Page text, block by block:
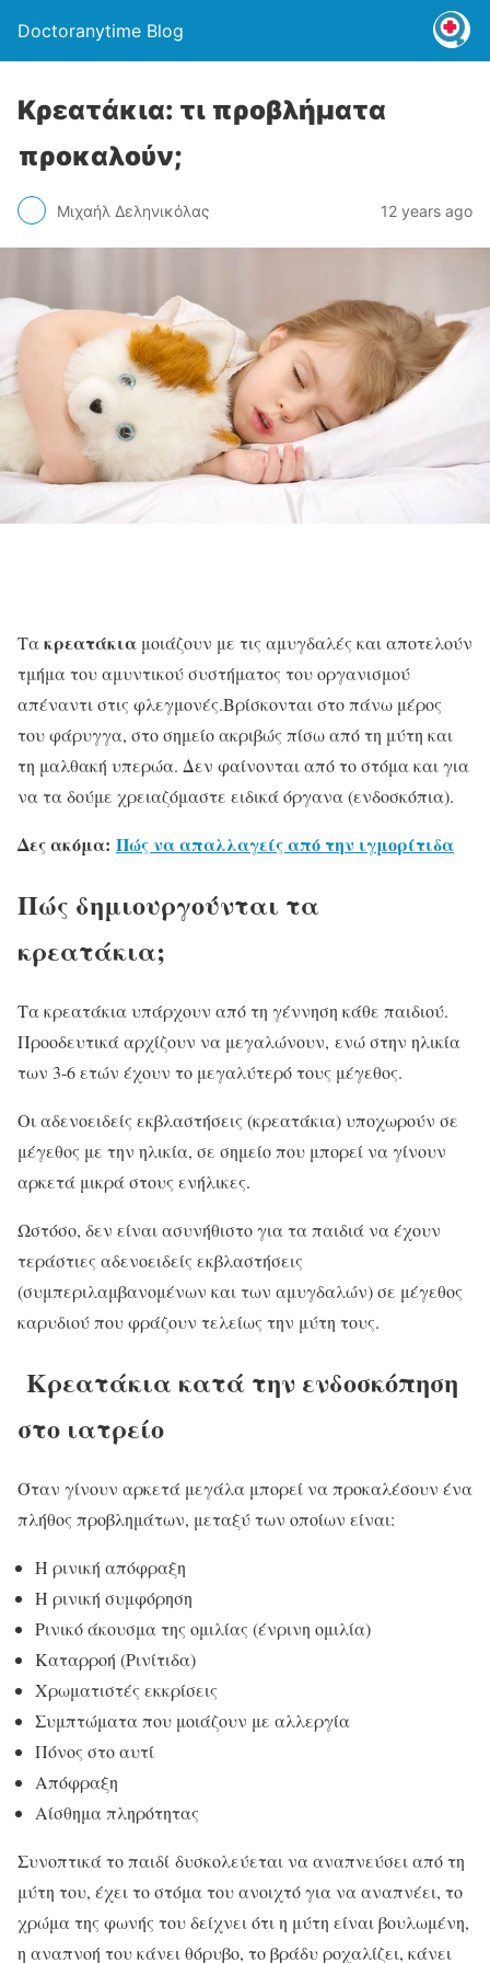
Doctoranytime Blog
Κρεατάκια: τι προβλήματα
προκαλούν;
Μιχαήλ Δεληνικόλας 12 years ago
Τακρεατάκια μοιάζουν με τις αμυγδαλές και αποτελούν
τμήμα του αμυντικού συστήματος του οργανισμού
απέναντι στις φλεγμονές.Βρίσκονται στο πάνω μέρος
του φάρυγγα, στο σημείο ακριβώς πίσω από τη μύτη και
τη μαλθακή υπερώα. Δεν φαίνονται από το στόμα και για
να τα δούμε χρειαζόμαστε ειδικά όργανα (ενδοσκόπια).
Δες ακόμα: Πώς να απαλλαγείς από την ιγμορίτιδα
Πώς δημιουργούνται τα
κρεατάκια;
Τα κρεατάκια υπάρχουν από τη γέννηση κάθε παιδιού.
Προοδευτικά αρχίζουν να μεγαλώνουν, ενώ στην ηλικία
των 3-6 ετών έχουν το μεγαλύτερό τους μέγεθος.
Οι αδενοειδείς εκβλαστήσεις (κρεατάκια) υποχωρούν σε
μέγεθος με την ηλικία, σε σημείο που μπορεί να γίνουν
αρκετά μικρά στους ενήλικες.
Ωστόσο, δεν είναι ασυνήθιστο για τα παιδιά να έχουν
τεράστιες αδενοειδείς εκβλαστήσεις
(συμπεριλαμβανομένων και των αμυγδαλών) σε μέγεθος
καρυδιού που φράζουν τελείως την μύτη τους.
Κρεατάκια κατά την ενδοσκόπηση
στο ιατρείο
Όταν γίνουν αρκετά μεγάλα μπορεί να προκαλέσουν ένα
πλήθος προβλημάτων, μεταξύ των οποίων είναι:
Η ρινική απόφραξη
Η ρινική συμφόρηση
Ρινικό άκουσμα της ομιλίας (ένρινη ομιλία)
Καταρροή (Ρινίτιδα)
Χρωματιστές εκκρίσεις
Συμπτώματα που μοιάζουν με αλλεργία
Πόνος στο αυτί
Απόφραξη
Αίσθημα πληρότητας
Συνοπτικά το παιδί δυσκολεύεται να αναπνεύσει από τη
μύτη του, έχει το στόμα του ανοιχτό για να αναπνέει, το
χρώμα της φωνής του δείχνει ότι η μύτη είναι βουλωμένη,
η αναπνοή του κάνει θόρυβο, το βράδυ ροχαλίζει, κάνει